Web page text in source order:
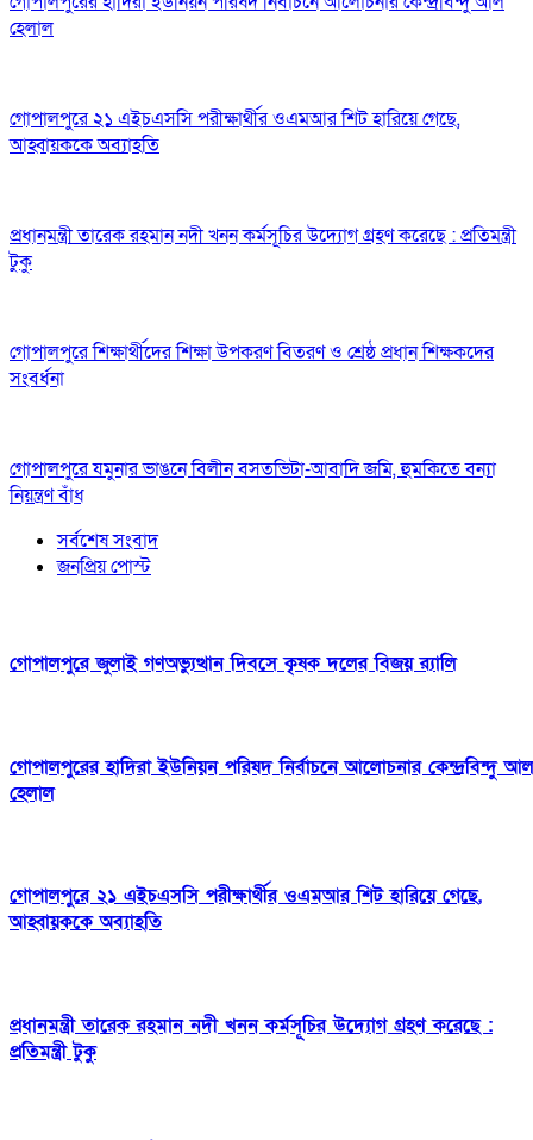
হেলাল
গোপালপুরে ২১ এইচএসসি পরীক্ষার্থীর ওএমআর শিট হারিয়ে গেছে,
আহ্বায়ককে অব্যাহতি
প্রধানমন্ত্রী তারেক রহমান নদী খনন কর্মসূচির উদ্যোগ গ্রহণ করেছে : প্রতিমন্ত্রী
টুকু
গোপালপুরে শিক্ষার্থীদের শিক্ষা উপকরণ বিতরণ ও শ্রেষ্ঠ প্রধান শিক্ষকদের
সংবর্ধনা
গোপালপুরে যমুনার ভাঙনে বিলীন বসতভিটা-আবাদি জমি, হুমকিতে বন্যা
নিয়ন্ত্রণ বাঁধ
সর্বশেষ সংবাদ
জনপ্রিয় পোস্ট
গোপালপুরে জুলাই গণঅভ্যুত্থান দিবসে কৃষক দলের বিজয় র‍্যালি
গোপালপুরের হাদিরা ইউনিয়ন পরিষদ নির্বাচনে আলোচনার কেন্দ্রবিন্দু আল
হেলাল
গোপালপুরে ২১ এইচএসসি পরীক্ষার্থীর ওএমআর শিট হারিয়ে গেছে,
আহ্বায়ককে অব্যাহতি
প্রধানমন্ত্রী তারেক রহমান নদী খনন কর্মসূচির উদ্যোগ গ্রহণ করেছে :
প্রতিমন্ত্রী টুকু